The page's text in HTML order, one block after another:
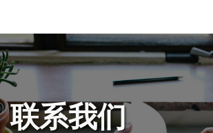
联系我们